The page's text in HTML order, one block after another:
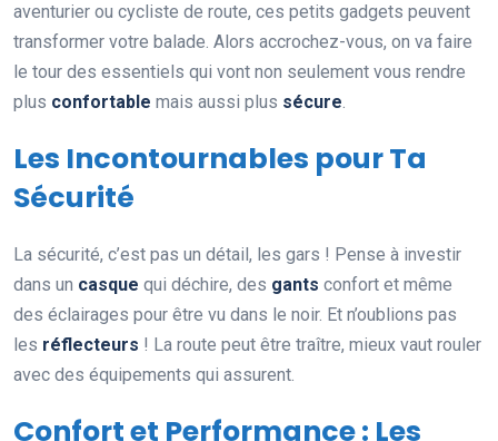
aventurier ou cycliste de route, ces petits gadgets peuvent
transformer votre balade. Alors accrochez-vous, on va faire
le tour des essentiels qui vont non seulement vous rendre
plus confortable mais aussi plus sécure.
Les Incontournables pour Ta
Sécurité
La sécurité, c’est pas un détail, les gars ! Pense à investir
dans un casque qui déchire, des gants confort et même
des éclairages pour être vu dans le noir. Et n’oublions pas
les réflecteurs ! La route peut être traître, mieux vaut rouler
avec des équipements qui assurent.
Confort et Performance : Les